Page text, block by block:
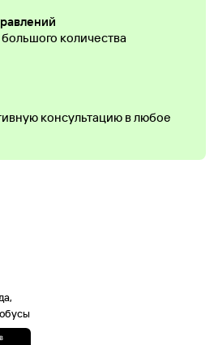
количества
консультацию в любое